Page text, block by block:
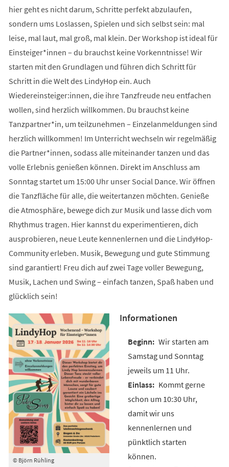
hier geht es nicht darum, Schritte perfekt abzulaufen,
sondern ums Loslassen, Spielen und sich selbst sein: mal
leise, mal laut, mal groß, mal klein. Der Workshop ist ideal für
Einsteiger*innen – du brauchst keine Vorkenntnisse! Wir
starten mit den Grundlagen und führen dich Schritt für
Schritt in die Welt des LindyHop ein. Auch
Wiedereinsteiger:innen, die ihre Tanzfreude neu entfachen
wollen, sind herzlich willkommen. Du brauchst keine
Tanzpartner*in, um teilzunehmen – Einzelanmeldungen sind
herzlich willkommen! Im Unterricht wechseln wir regelmäßig
die Partner*innen, sodass alle miteinander tanzen und das
volle Erlebnis genießen können. Direkt im Anschluss am
Sonntag startet um 15:00 Uhr unser Social Dance. Wir öffnen
die Tanzfläche für alle, die weitertanzen möchten. Genieße
die Atmosphäre, bewege dich zur Musik und lasse dich vom
Rhythmus tragen. Hier kannst du experimentieren, dich
ausprobieren, neue Leute kennenlernen und die LindyHop-
Community erleben. Musik, Bewegung und gute Stimmung
sind garantiert! Freu dich auf zwei Tage voller Bewegung,
Musik, Lachen und Swing – einfach tanzen, Spaß haben und
glücklich sein!
© Björn Rühling
Informationen
Wir starten am
Samstag und Sonntag
jeweils um 11 Uhr.
Kommt gerne
schon um 10:30 Uhr,
damit wir uns
kennenlernen und
pünktlich starten
können.